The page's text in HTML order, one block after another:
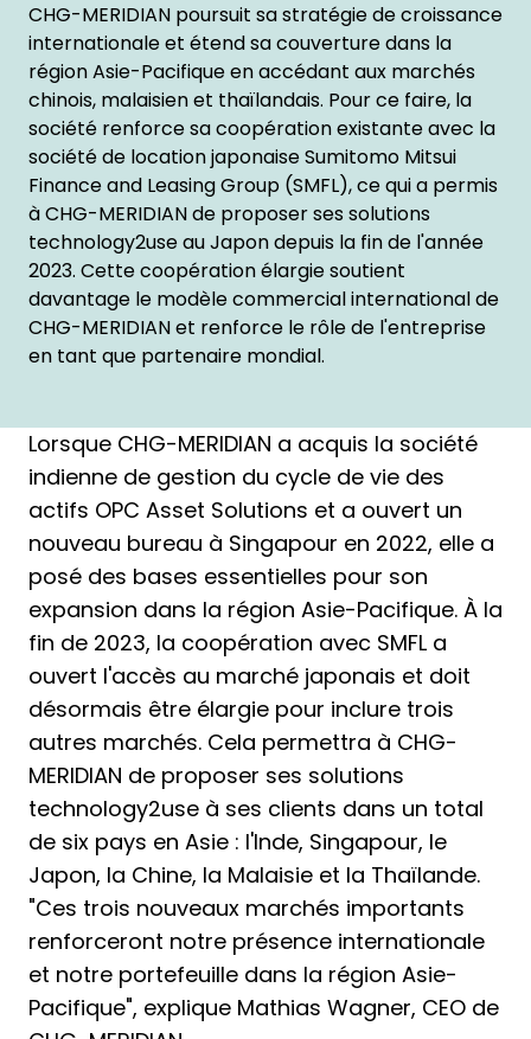
CHG-MERIDIAN poursuit sa stratégie de croissance
internationale et étend sa couverture dans la
région Asie-Pacifique en accédant aux marchés
chinois, malaisien et thaïlandais. Pour ce faire, la
société renforce sa coopération existante avec la
société de location japonaise Sumitomo Mitsui
Finance and Leasing Group (SMFL), ce qui a permis
à CHG-MERIDIAN de proposer ses solutions
technology2use au Japon depuis la fin de l'année
2023. Cette coopération élargie soutient
davantage le modèle commercial international de
CHG-MERIDIAN et renforce le rôle de l'entreprise
en tant que partenaire mondial.
Lorsque CHG-MERIDIAN a acquis la société
indienne de gestion du cycle de vie des
actifs OPC Asset Solutions et a ouvert un
nouveau bureau à Singapour en 2022, elle a
posé des bases essentielles pour son
expansion dans la région Asie-Pacifique. À la
fin de 2023, la coopération avec SMFL a
ouvert l'accès au marché japonais et doit
désormais être élargie pour inclure trois
autres marchés. Cela permettra à CHG-
MERIDIAN de proposer ses solutions
technology2use à ses clients dans un total
de six pays en Asie : l'Inde, Singapour, le
Japon, la Chine, la Malaisie et la Thaïlande.
"Ces trois nouveaux marchés importants
renforceront notre présence internationale
et notre portefeuille dans la région Asie-
Pacifique", explique Mathias Wagner, CEO de